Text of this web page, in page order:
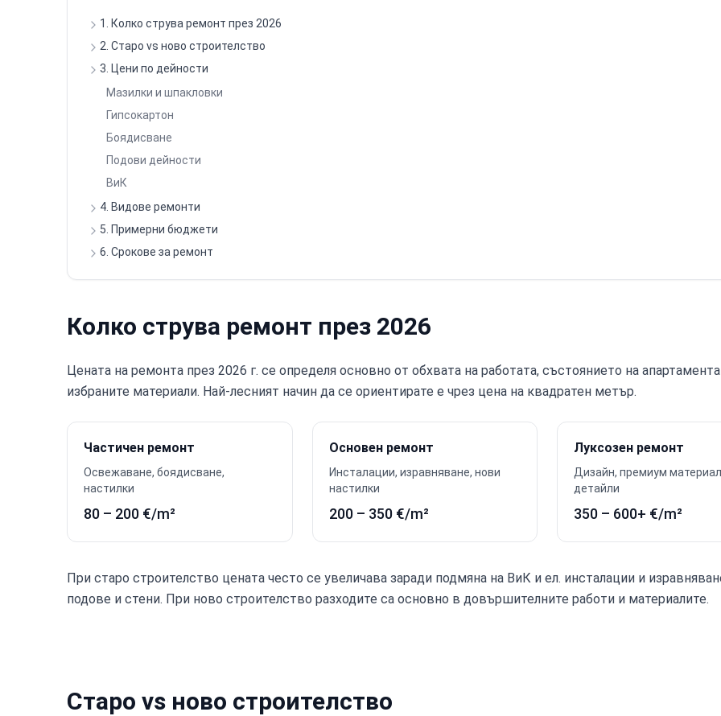
1. Колко струва ремонт през 2026
2. Старо vs ново строителство
3. Цени по дейности
Мазилки и шпакловки
Гипсокартон
Боядисване
Подови дейности
ВиК
4. Видове ремонти
5. Примерни бюджети
6. Срокове за ремонт
Колко струва ремонт през 2026
Цената на ремонта през 2026 г. се определя основно от обхвата на работата, състоянието на
избраните материали. Най-лесният начин да се ориентирате е чрез цена на квадратен метър.
Частичен ремонт
Освежаване, боядисване,
настилки
80 – 200 €/m²
Основен ремонт
Инсталации, изравняване, нови
настилки
200 – 350 €/m²
Луксозен ремонт
Дизайн, премиум
детайли
350 – 600+ €/m²
При старо строителство цената често се увеличава заради подмяна на ВиК и ел. инсталации и
подове и стени. При ново строителство разходите са основно в довършителните работи и материалите.
Старо vs ново строителство